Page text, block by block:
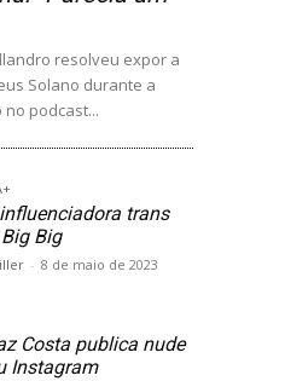
resolveu expor a
Solano durante a
podcast...
trans
Big
- 8 de maio de 2023
Costa publica nude
Instagram